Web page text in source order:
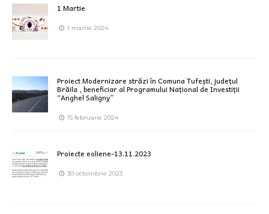
1 Martie
1 martie 2024
Proiect Modernizare străzi în Comuna Tufești, județul
Brăila , beneficiar al Programului Național de Investiții
“Anghel Saligny”
15 februarie 2024
Proiecte eoliene-13.11.2023
30 octombrie 2023